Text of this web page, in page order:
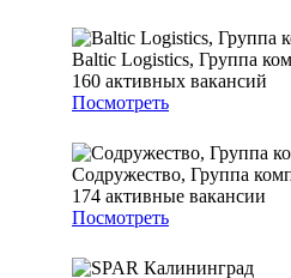
Baltic Logistics, Группа
160 активных вакансий
Посмотреть
Содружество, Группа
174 активные вакансии
Посмотреть